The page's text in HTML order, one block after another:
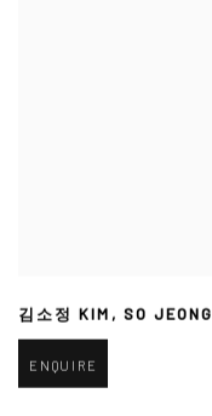
김소정 KIM , SO JEONG
ENQUIRE